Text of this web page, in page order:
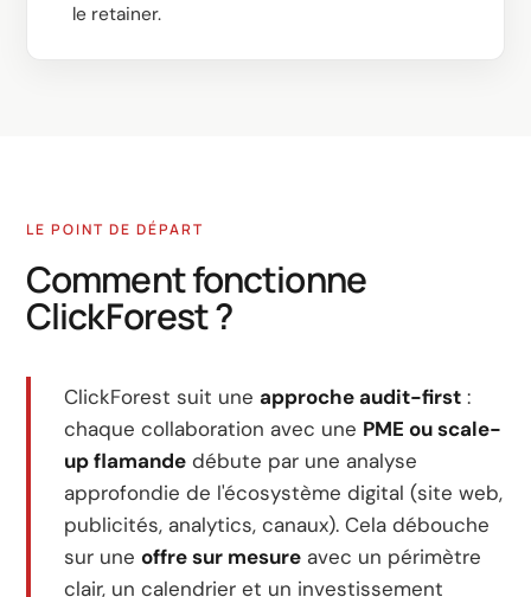
le retainer.
LE POINT DE DÉPART
Comment fonctionne
ClickForest ?
ClickForest suit une approche audit-first :
chaque collaboration avec une PME ou scale-
up flamande débute par une analyse
approfondie de l'écosystème digital (site web,
publicités, analytics, canaux). Cela débouche
sur une offre sur mesure avec un périmètre
clair, un calendrier et un investissement